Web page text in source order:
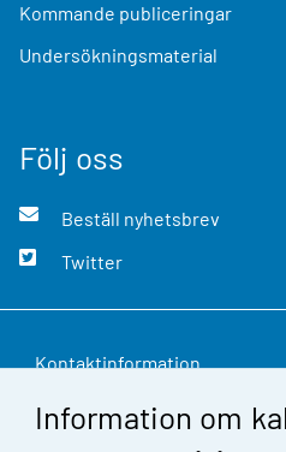
Information om
Kommande publiceringar
Undersökningsmaterial
Följ oss
Beställ nyhetsbrev
Twitter
Kontaktinformation
Respons